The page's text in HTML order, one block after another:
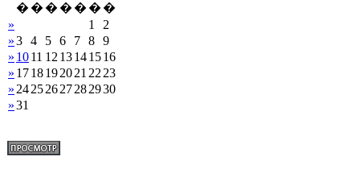
� � � � � � �
»
1
2
»3 4 5 6 7 8 9
» 1011 12 13141516
» 1718192021 22 23
» 24252627282930
»31